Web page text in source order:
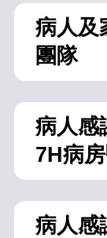
病人及
團隊
病人感
7H病
病人感